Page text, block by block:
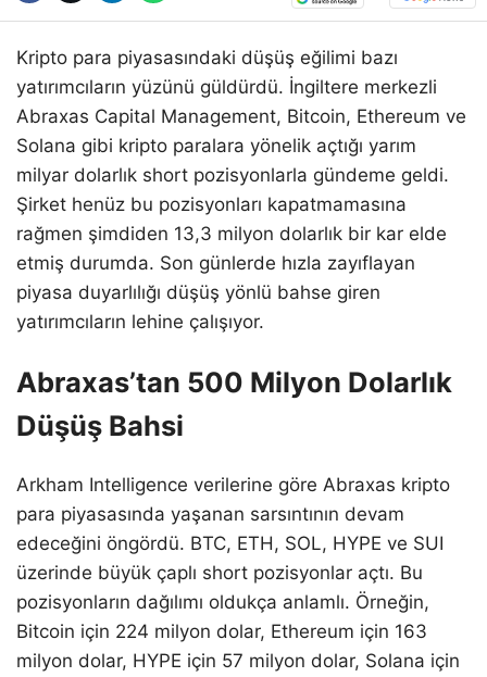
Kripto para piyasasındaki düşüş eğilimi bazı
yatırımcıların yüzünü güldürdü. İngiltere merkezli
Abraxas Capital Management, Bitcoin, Ethereum ve
Solana gibi kripto paralara yönelik açtığı yarım
milyar dolarlık short pozisyonlarla gündeme geldi.
Şirket henüz bu pozisyonları kapatmamasına
rağmen şimdiden 13,3 milyon dolarlık bir kar elde
etmiş durumda. Son günlerde hızla zayıflayan
piyasa duyarlılığı düşüş yönlü bahse giren
yatırımcıların lehine çalışıyor.
Abraxas’tan 500 Milyon Dolarlık
Düşüş Bahsi
Arkham Intelligence verilerine göre Abraxas kripto
para piyasasında yaşanan sarsıntının devam
edeceğini öngördü. BTC, ETH, SOL, HYPE ve SUI
üzerinde büyük çaplı short pozisyonlar açtı. Bu
pozisyonların dağılımı oldukça anlamlı. Örneğin,
Bitcoin için 224 milyon dolar, Ethereum için 163
milyon dolar, HYPE için 57 milyon dolar, Solana için